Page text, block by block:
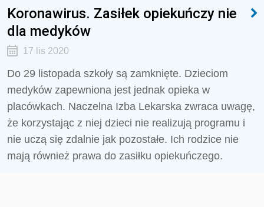
Koronawirus. Zasiłek opiekuńczy nie
dla medyków
17 lis 2020
Do 29 listopada szkoły są zamknięte. Dzieciom
medyków zapewniona jest jednak opieka w
placówkach. Naczelna Izba Lekarska zwraca uwagę,
że korzystając z niej dzieci nie realizują programu i
nie uczą się zdalnie jak pozostałe. Ich rodzice nie
mają również prawa do zasiłku opiekuńczego.